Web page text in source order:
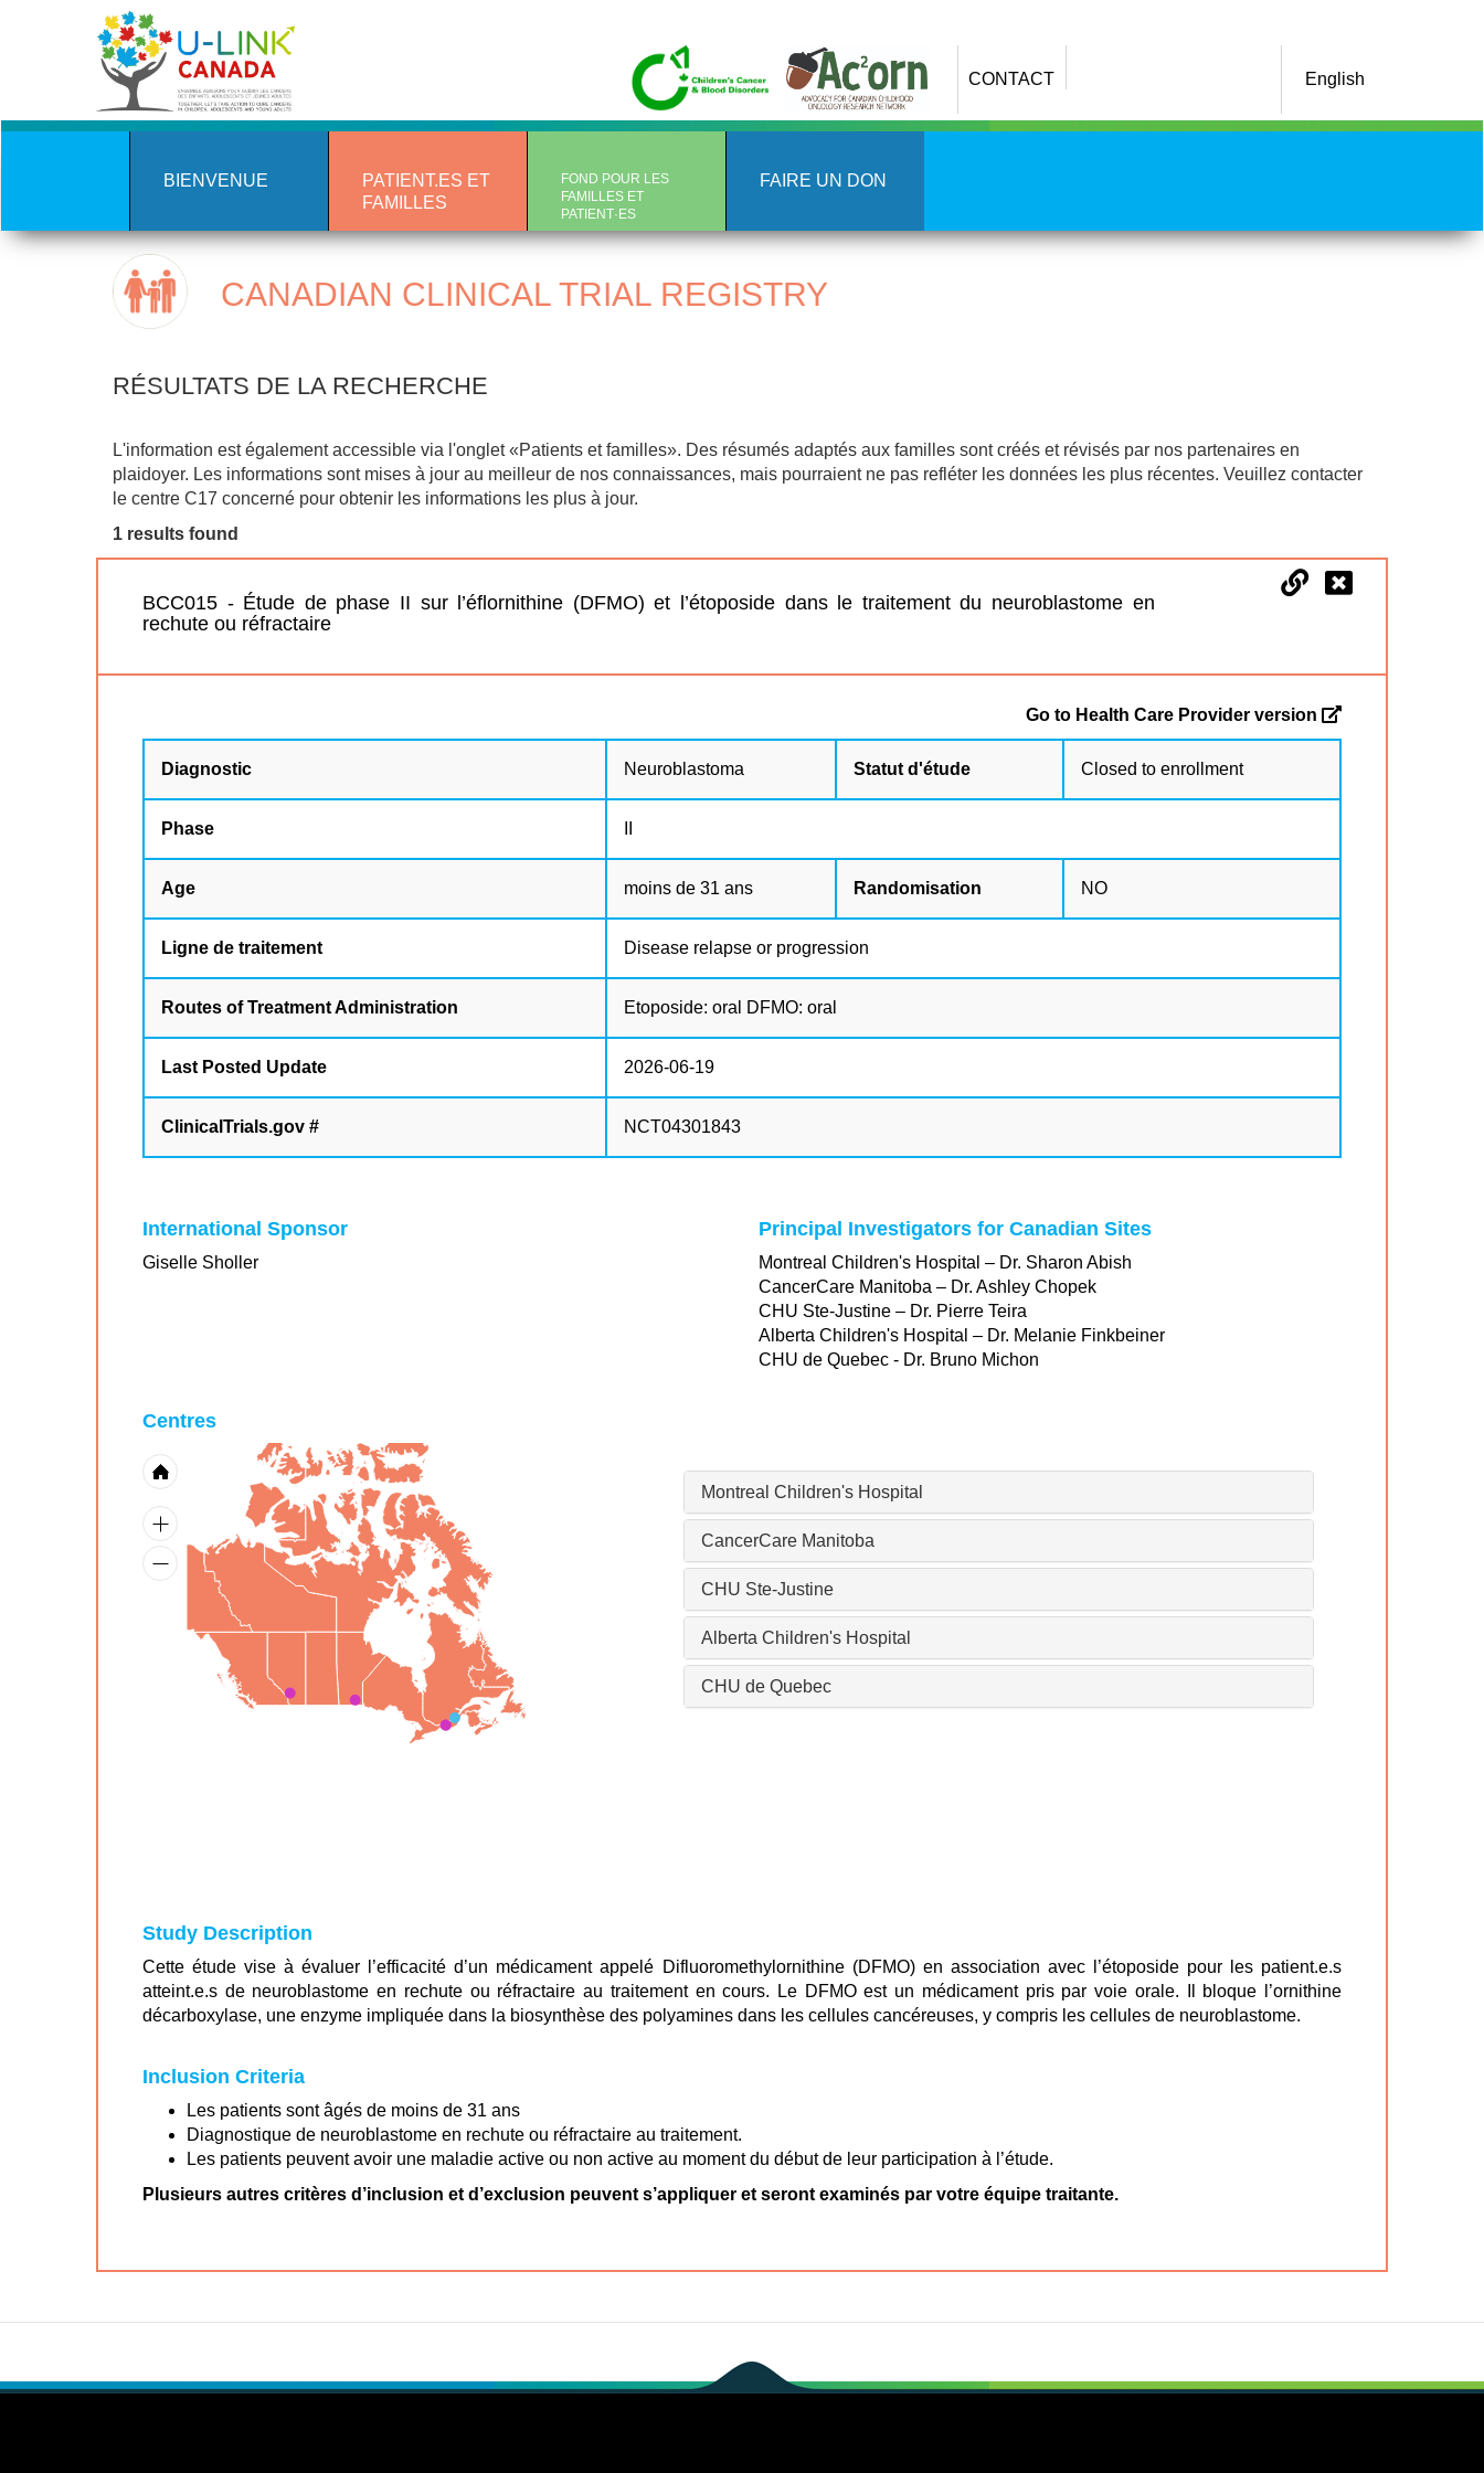
CONTACT English
BIENVENUE
PATIENT.ES ET
FAMILLES
FOND POUR LES
FAMILLES ET
PATIENT·ES
FAIRE UN DON
CANADIAN CLINICAL TRIAL REGISTRY
RÉSULTATS DE LA RECHERCHE
L'information est également accessible via l'onglet «Patients et familles». Des résumés adaptés aux familles sont créés et révisés par nos partenaires en
plaidoyer. Les informations sont mises à jour au meilleur de nos connaissances, mais pourraient ne pas refléter les données les plus récentes. Veuillez contacter
le centre C17 concerné pour obtenir les informations les plus à jour.
1 results found
BCC015 - Étude de phase II sur l’éflornithine (DFMO) et l’étoposide dans le traitement du neuroblastome en
rechute ou réfractaire
Go to Health Care Provider version
Diagnostic Neuroblastoma Statut d'étude Closed to enrollment
Phase
Age moins de 31 ans Randomisation NO
Ligne de traitement Disease relapse or progression
Routes of Treatment Administration Etoposide: oral DFMO: oral
Last Posted Update 2026-06-19
ClinicalTrials.gov # NCT04301843
International Sponsor
Giselle Sholler
Principal Investigators for Canadian Sites
Montreal Children's Hospital – Dr. Sharon Abish
CancerCare Manitoba – Dr. Ashley Chopek
CHU Ste-Justine – Dr. Pierre Teira
Alberta Children's Hospital – Dr. Melanie Finkbeiner
CHU de Quebec - Dr. Bruno Michon
Centres
Montreal Children's Hospital
CancerCare Manitoba
CHU Ste-Justine
Alberta Children's Hospital
CHU de Quebec
Study Description
Cette étude vise à évaluer l’efficacité d’un médicament appelé Difluoromethylornithine (DFMO) en association avec l’étoposide pour les patient.e.s
atteint.e.s de neuroblastome en rechute ou réfractaire au traitement en cours. Le DFMO est un médicament pris par voie orale. Il bloque l’ornithine
décarboxylase, une enzyme impliquée dans la biosynthèse des polyamines dans les cellules cancéreuses, y compris les cellules de neuroblastome.
Inclusion Criteria
Les patients sont âgés de moins de 31 ans
Diagnostique de neuroblastome en rechute ou réfractaire au traitement.
Les patients peuvent avoir une maladie active ou non active au moment du début de leur participation à l’étude.
Plusieurs autres critères d’inclusion et d’exclusion peuvent s’appliquer et seront examinés par votre équipe traitante.